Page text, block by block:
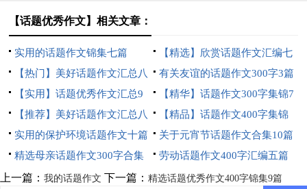
【话题优秀作文】相关文章：
实用的话题作文锦集七篇
【精选】欣赏话题作文汇编七
篇
【热门】美好话题作文汇总八
篇
有关友谊的话题作文300字3篇
【实用】话题优秀作文汇总9
篇
【精华】话题作文300字集锦7
篇
【推荐】美好话题作文汇总八
篇
【精品】话题作文400字集锦
十篇
实用的保护环境话题作文十篇
关于元宵节话题作文合集10篇
精选母亲话题作文300字合集
八篇
劳动话题作文400字汇编五篇
上一篇： 我的话题作文 下一篇： 精选话题优秀作文400字锦集9篇